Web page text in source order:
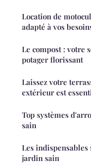
Location de
adapté à vos
Le compost : votre
potager florissant
Laissez votre
extérieur est
Top systèmes
sain
Les indispensables
jardin sain